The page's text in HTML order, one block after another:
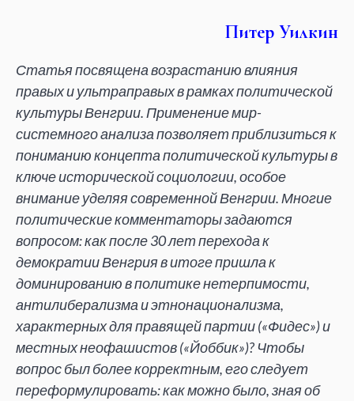
Питер Уилкин
Статья посвящена возрастанию влияния
правых и ультраправых в рамках политической
культуры Венгрии. Применение мир-
системного анализа позволяет приблизиться к
пониманию концепта политической культуры в
ключе исторической социологии, особое
внимание уделяя современной Венгрии. Многие
политические комментаторы задаются
вопросом: как после 30 лет перехода к
демократии Венгрия в итоге пришла к
доминированию в политике нетерпимости,
антилиберализма и этнонационализма,
характерных для правящей партии («Фидес») и
местных неофашистов («Йоббик»)? Чтобы
вопрос был более корректным, его следует
переформулировать: как можно было, зная об